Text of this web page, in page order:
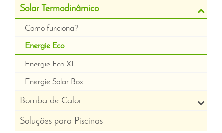
Solar Termodinâmico
Como funciona?
Energie Eco
Energie Eco XL
Energie Solar Box
Bomba de Calor
Soluções para Piscinas